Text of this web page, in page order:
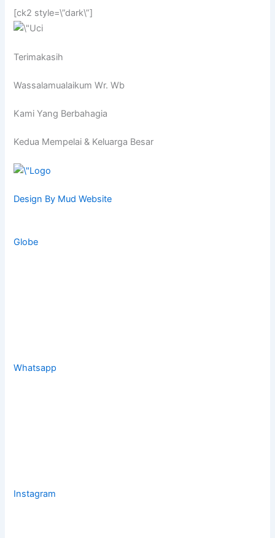
[ck2 style=\”dark\”]
Terimakasih
Wassalamualaikum Wr. Wb
Kami Yang Berbahagia
Kedua Mempelai & Keluarga Besar
Design By Mud Website
Globe
Whatsapp
Instagram